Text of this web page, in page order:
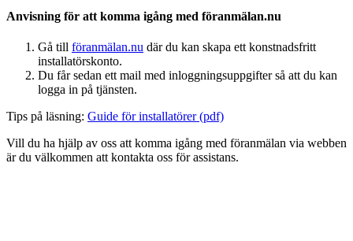
Anvisning för att komma igång med föranmälan.nu
Gå till föranmälan.nu där du kan skapa ett konstnadsfritt
installatörskonto.
Du får sedan ett mail med inloggningsuppgifter så att du kan
logga in på tjänsten.
Tips på läsning: Guide för installatörer (pdf)
Vill du ha hjälp av oss att komma igång med föranmälan via webben
är du välkommen att kontakta oss för assistans.